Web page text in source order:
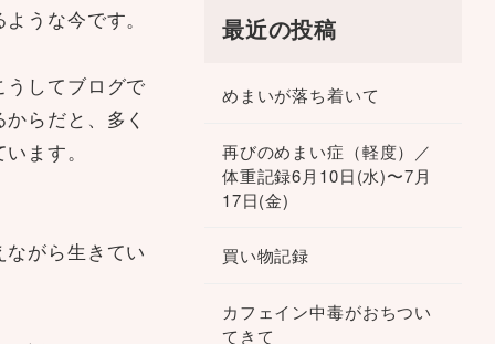
うな今です。
うしてブログで
らだと、多く
ます。
がら生きてい
最近の投稿
めまいが落ち着いて
再びのめまい症（軽度）／
体重記録6月10日(水)〜7月
17日(金)
買い物記録
カフェイン中毒がおちつい
てきて